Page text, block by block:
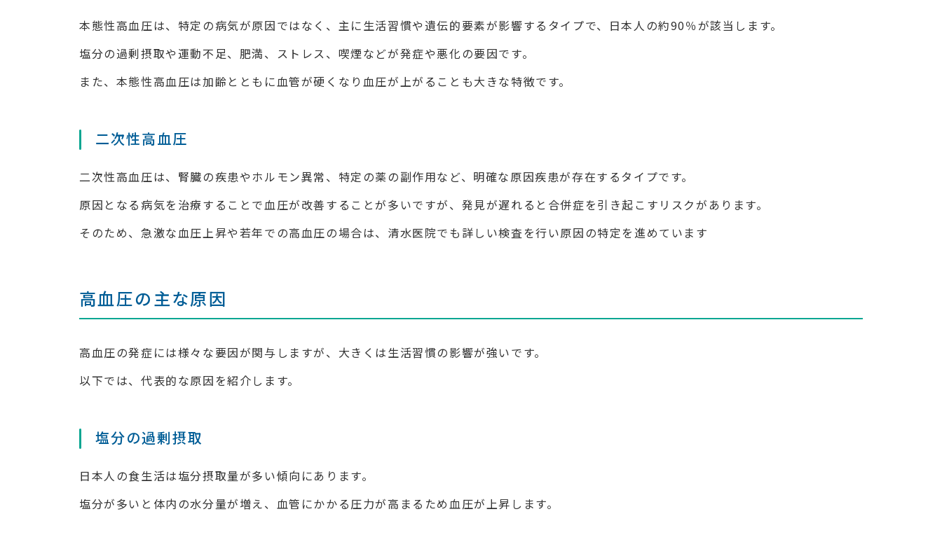
本態性高血圧は、特定の病気が原因ではなく、主に生活習慣や遺伝的要素が影響するタイプで、日本人の約90％が該当します。
塩分の過剰摂取や運動不足、肥満、ストレス、喫煙などが発症や悪化の要因です。
また、本態性高血圧は加齢とともに血管が硬くなり血圧が上がることも大きな特徴です。
二次性高血圧
二次性高血圧は、腎臓の疾患やホルモン異常、特定の薬の副作用など、明確な原因疾患が存在するタイプです。
原因となる病気を治療することで血圧が改善することが多いですが、発見が遅れると合併症を引き起こすリスクがあります。
そのため、急激な血圧上昇や若年での高血圧の場合は、清水医院でも詳しい検査を行い原因の特定を進めています
高血圧の主な原因
高血圧の発症には様々な要因が関与しますが、大きくは生活習慣の影響が強いです。
以下では、代表的な原因を紹介します。
塩分の過剰摂取
日本人の食生活は塩分摂取量が多い傾向にあります。
塩分が多いと体内の水分量が増え、血管にかかる圧力が高まるため血圧が上昇します。